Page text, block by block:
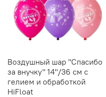
Воздушный шар "Спасибо
за внучку" 14"/36 см с
гелием и обработкой
HiFloat